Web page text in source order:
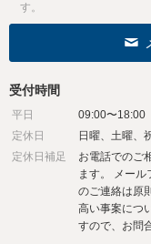
す。
受付時間
平日
09:00〜18:00
定休日
日曜、土曜、
定休日補足
お電話でのご
ます。 メー
のご連絡は原
高い事案につ
すので、お問